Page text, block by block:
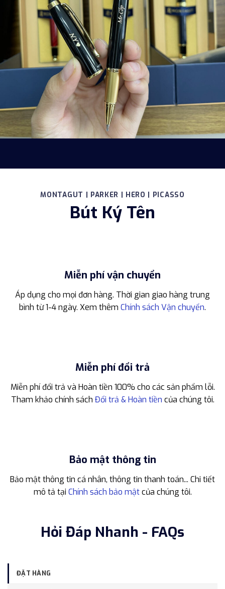
MONTAGUT | PARKER | HERO | PICASSO
Bút Ký Tên
Miễn phí vận chuyển
Áp dụng cho mọi đơn hàng. Thời gian giao hàng trung
bình từ 1-4 ngày. Xem thêm Chính sách Vận chuyển.
Miễn phí đổi trả
Miễn phí đổi trả và Hoàn tiền 100% cho các sản phẩm lỗi.
Tham khảo chính sách Đổi trả & Hoàn tiền của chúng tôi.
Bảo mật thông tin
Bảo mật thông tin cá nhân, thông tin thanh toán... Chi tiết
mô tả tại Chính sách bảo mậtcủa chúng tôi.
Hỏi Đáp Nhanh - FAQs
ĐẶT HÀNG